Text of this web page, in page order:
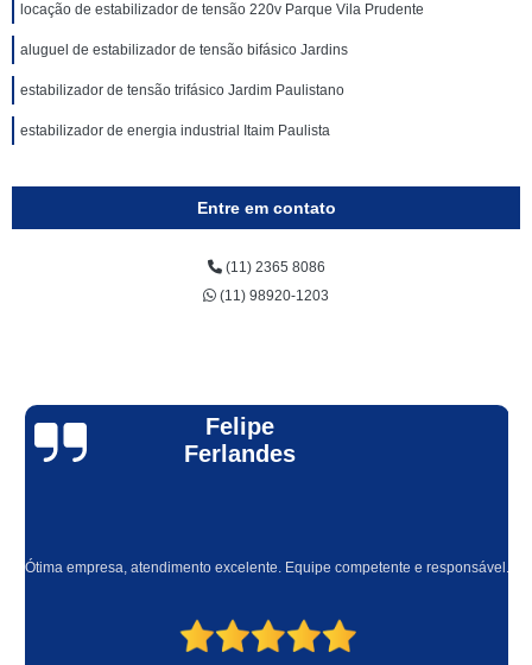
locação de estabilizador de tensão 220v Parque Vila Prudente
aluguel de estabilizador de tensão bifásico Jardins
estabilizador de tensão trifásico Jardim Paulistano
estabilizador de energia industrial Itaim Paulista
Entre em contato
(11) 2365 8086
(11) 98920-1203
Felipe
Ferlandes
Ótima empresa, atendimento excelente. Equipe competente e responsável.